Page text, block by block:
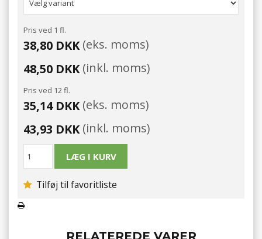
Pris ved 1 fl.
38,80 DKK(eks. moms)
48,50 DKK(inkl. moms)
Pris ved 12 fl.
35,14 DKK(eks. moms)
43,93 DKK(inkl. moms)
Tilføj til favoritliste